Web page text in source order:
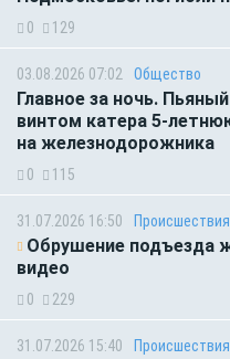
0 129
03.08.2026 07:02 Общество
Главное за ночь.
винтом катера 5-
на железнодорожника
0 115
31.07.2026 16:50 Происшествия
Обрушение подъезда
видео
0 229
31.07.2026 15:40 Происшествия